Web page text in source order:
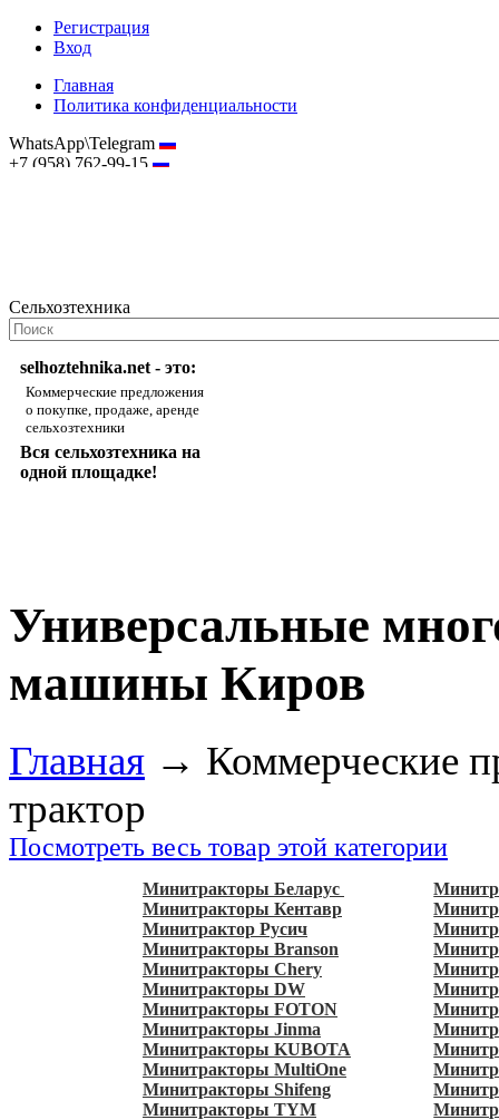
Регистрация
Вход
Главная
Политика конфиденциальности
WhatsApp\Telegram
+7 (958) 762-99-15
Сельхозтехника
selhoztehnika.net - это:
Коммерческие предложения
о покупке, продаже, аренде
сельхозтехники
Вся сельхозтехника на
одной площадке!
Универсальные
машины Киров
Главная → Коммерческие
трактор
Посмотреть весь товар этой категории
Минитракторы Беларус
Минитракторы Кентавр
Минитрактор Русич
Минитракторы Branson
Минитракторы Chery
Минитракторы DW
Минитракторы FOTON
Минитракторы Jinma
Минитракторы KUBOTA
Минитракторы MultiOne
Минитракторы Shifeng
Минитракторы TYM